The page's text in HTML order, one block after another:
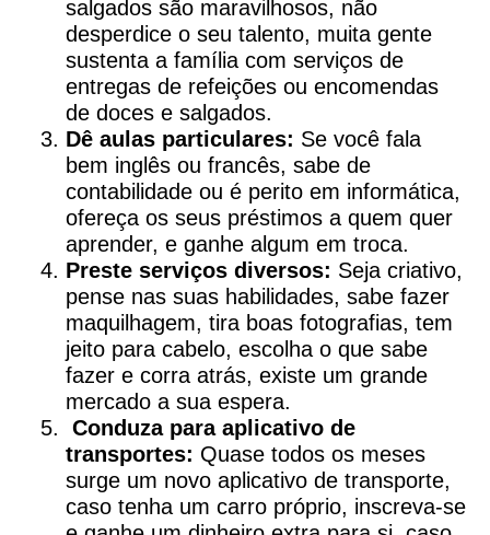
salgados são maravilhosos, não
desperdice o seu talento, muita gente
sustenta a família com serviços de
entregas de refeições ou encomendas
de doces e salgados.
Dê aulas particulares: Se você fala
bem inglês ou francês, sabe de
contabilidade ou é perito em informática,
ofereça os seus préstimos a quem quer
aprender, e ganhe algum em troca.
Preste serviços diversos: Seja criativo,
pense nas suas habilidades, sabe fazer
maquilhagem, tira boas fotografias, tem
jeito para cabelo, escolha o que sabe
fazer e corra atrás, existe um grande
mercado a sua espera.
Conduza para aplicativo de
transportes: Quase todos os meses
surge um novo aplicativo de transporte,
caso tenha um carro próprio, inscreva-se